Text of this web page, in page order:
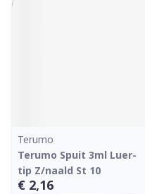
Terumo
Terumo Spuit 3ml Luer-
tip Z/naald St 10
€ 2,16